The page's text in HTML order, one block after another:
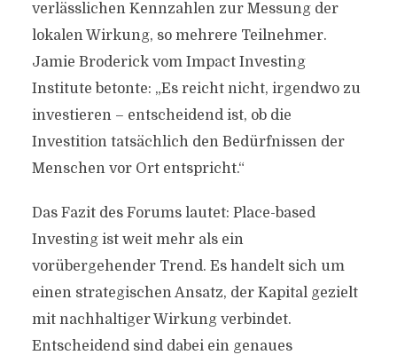
verlässlichen Kennzahlen zur Messung der
lokalen Wirkung, so mehrere Teilnehmer.
Jamie Broderick vom Impact Investing
Institute betonte: „Es reicht nicht, irgendwo zu
investieren – entscheidend ist, ob die
Investition tatsächlich den Bedürfnissen der
Menschen vor Ort entspricht.“
Das Fazit des Forums lautet: Place-based
Investing ist weit mehr als ein
vorübergehender Trend. Es handelt sich um
einen strategischen Ansatz, der Kapital gezielt
mit nachhaltiger Wirkung verbindet.
Entscheidend sind dabei ein genaues